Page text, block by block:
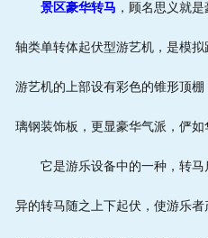
景区豪华转马 ，顾名思义就
轴类单转体起伏型游艺机，是模
游艺机的上部设有彩色的锥形顶
璃钢装饰板，更显豪华气派，俨如
它是游乐设备中的一种，转马
异的转马随之上下起伏，使游乐